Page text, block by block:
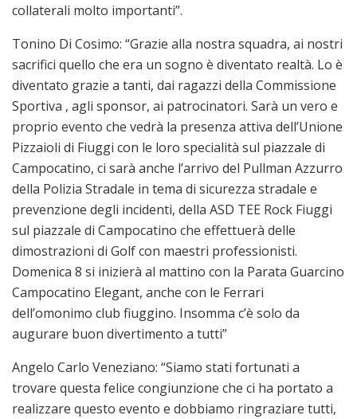
collaterali molto importanti”.
Tonino Di Cosimo: “Grazie alla nostra squadra, ai nostri
sacrifici quello che era un sogno è diventato realtà. Lo è
diventato grazie a tanti, dai ragazzi della Commissione
Sportiva , agli sponsor, ai patrocinatori. Sarà un vero e
proprio evento che vedrà la presenza attiva dell’Unione
Pizzaioli di Fiuggi con le loro specialità sul piazzale di
Campocatino, ci sarà anche l’arrivo del Pullman Azzurro
della Polizia Stradale in tema di sicurezza stradale e
prevenzione degli incidenti, della ASD TEE Rock Fiuggi
sul piazzale di Campocatino che effettuerà delle
dimostrazioni di Golf con maestri professionisti.
Domenica 8 si inizierà al mattino con la Parata Guarcino
Campocatino Elegant, anche con le Ferrari
dell’omonimo club fiuggino. Insomma c’è solo da
augurare buon divertimento a tutti”
Angelo Carlo Veneziano: “Siamo stati fortunati a
trovare questa felice congiunzione che ci ha portato a
realizzare questo evento e dobbiamo ringraziare tutti,